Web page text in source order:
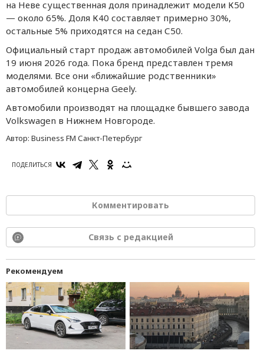
на Неве существенная доля принадлежит модели К50
— около 65%. Доля К40 составляет примерно 30%,
остальные 5% приходятся на седан С50.
Официальный старт продаж автомобилей Volga был дан
19 июня 2026 года. Пока бренд представлен тремя
моделями. Все они «ближайшие родственники»
автомобилей концерна Geely.
Автомобили производят на площадке бывшего завода
Volkswagen в Нижнем Новгороде.
Автор: Business FM Санкт-Петербург
ПОДЕЛИТЬСЯ
Комментировать
Связь с редакцией
Рекомендуем